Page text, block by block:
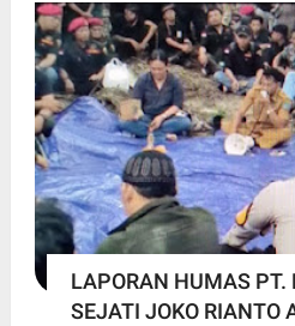
LAPORAN HUMAS PT.
SEJATI JOKO RIANTO